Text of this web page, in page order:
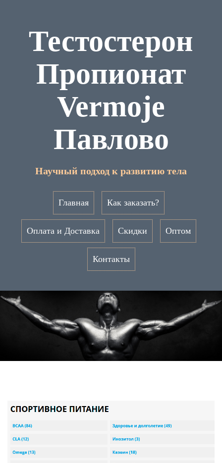
Тестостерон
Пропионат
Vermoje
Павлово
Научный подход к развитию тела
Главная Как заказать?
Оплата и Доставка Скидки Оптом
Контакты